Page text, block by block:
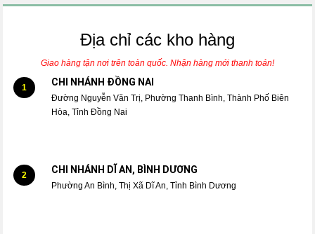
Địa chỉ các kho hàng
Giao hàng tận nơi trên toàn quốc. Nhận hàng mới thanh toán!
1 CHI NHÁNH ĐỒNG NAI
Đường Nguyễn Văn Trị, Phường Thanh Bình, Thành Phố Biên
Hòa, Tỉnh Đồng Nai
2 CHI NHÁNH DĨ AN, BÌNH DƯƠNG
Phường An Bình, Thị Xã Dĩ An, Tỉnh Bình Dương